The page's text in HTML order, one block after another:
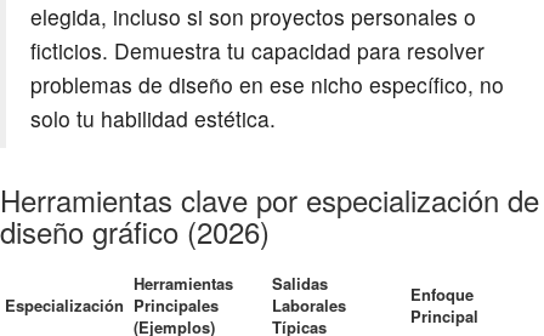
elegida, incluso si son proyectos personales o
ficticios. Demuestra tu capacidad para resolver
problemas de diseño en ese nicho específico, no
solo tu habilidad estética.
Herramientas clave por especialización de
diseño gráfico (2026)
Especialización
Herramientas
Principales
(Ejemplos)
Salidas
Laborales
Típicas
Enfoque
Principal